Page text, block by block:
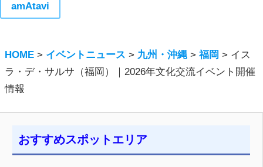
amAtavi
HOME > イベントニュース > 九州・沖縄 >福岡 > イス
ラ・デ・サルサ（福岡）｜2026年文化交流イベント開催
情報
おすすめスポットエリア